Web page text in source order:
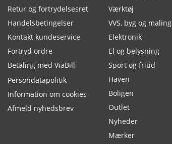
Retur og fortrydelsesret
Handelsbetingelser
Kontakt kundeservice
Fortryd ordre
Betaling med ViaBill
Persondatapolitik
Information om cookies
Afmeld nyhedsbrev
Værktøj
VVS, byg og maling
Elektronik
El og belysning
Sport og fritid
Haven
Boligen
Outlet
Nyheder
Mærker